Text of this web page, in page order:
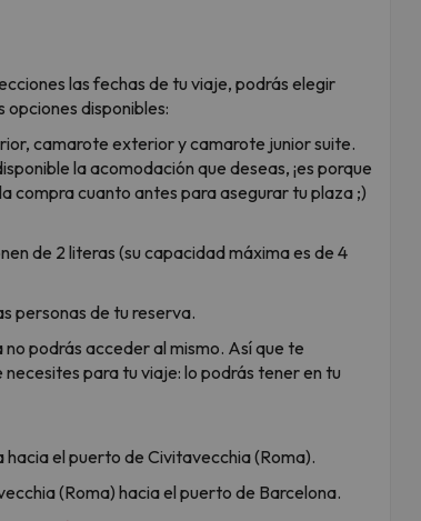
las fechas de tu viaje, podrás elegir
disponibles:
camarote exterior y camarote junior suite.
la acomodación que deseas, ¡es porque
compra cuanto antes para asegurar tu plaza ;)
de 2 literas (su capacidad máxima es de 4
personas de tu reserva.
podrás acceder al mismo. Así que te
para tu viaje: lo podrás tener en tu
hacia el puerto de Civitavecchia (Roma).
(Roma) hacia el puerto de Barcelona.